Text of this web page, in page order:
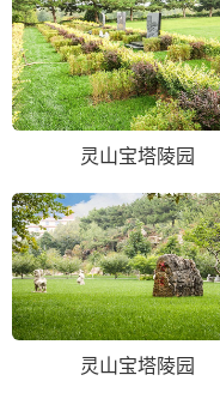
灵山宝塔陵园
灵山宝塔陵园